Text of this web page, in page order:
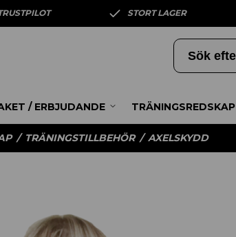
STORT LAGER
/ ERBJUDANDE TRÄNINGSREDSKAP
/ TRÄNINGSTILLBEHÖR / AXELSKYDD